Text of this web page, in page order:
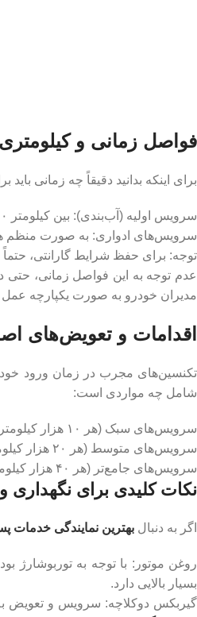
فواصل زمانی و
برای اینکه بدانید دقیقاً چه زمانی
سرویس اولیه (آب‌بندی): بین کیلومتر ۴,۰۰۰ تا ۵,۰۰۰ (یا گذشت ۳ تا ۵ ماه از تحویل خودرو).
سرویس‌های ادواری: به صورت منظم هر ۱۰,۰۰۰ کیلومتر (یا هر ۶ ماه یک‌بار) انجام
توجه: برای حفظ شرایط گارانتی،
عدم توجه به این فواصل زمانی،
مدیران خودرو به صورت یکپارچه عمل
اقدامات و تعویض‌های
تکنسین‌های مجرب در زمان ورود
شامل چه مواردی است:
سرویس‌های سبک (هر ۱۰ هزار کیلومتر): تعویض روغن موتور، فیلتر روغن و فیلتر هوا.
سرویس‌های متوسط (هر ۲۰ هزار کیلومتر): علاوه بر موارد بالا، تعویض فیلتر کابین (تهویه مطبوع) و فیلتر بنزین انجام می‌شود.
سرویس‌های جامع‌تر (هر ۴۰ هزار کیلومتر به بالا): بررسی و تعویض احتمالی روغن گیربکس (DCT)، شمع‌ها، روغن ترمز، ضدیخ و تسمه‌ها.
نکات کلیدی برای
اگر به دنبال بهترین نمایندگی خدمات
بسیار بالایی دارد.
گیربکس دوکلاچه: سرویس و تعویض